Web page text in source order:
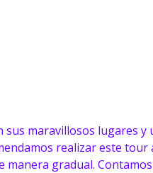
maravillosos lugares y
realizar este tour
manera gradual.